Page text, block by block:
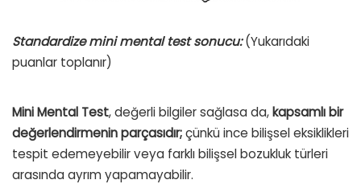
Standardize mini mental test sonucu:(Yukarıdaki
puanlar toplanır)
Mini Mental Test, değerli bilgiler sağlasa da, kapsamlı bir
değerlendirmenin parçasıdır;çünkü ince bilişsel eksiklikleri
tespit edemeyebilir veya farklı bilişsel bozukluk türleri
arasında ayrım yapamayabilir.